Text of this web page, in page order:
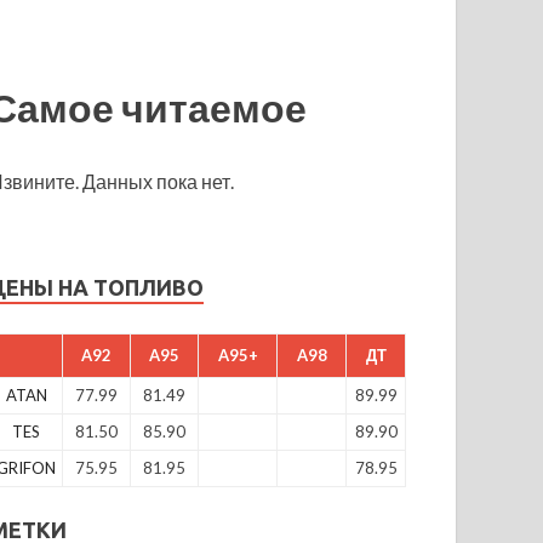
читаемое
Данных пока нет.
НА ТОПЛИВО
A92 A95 A95+ A98 ДТ
ATAN 77.99 81.49
89.99
TES
81.50 85.90
89.90
75.95 81.95 78.95